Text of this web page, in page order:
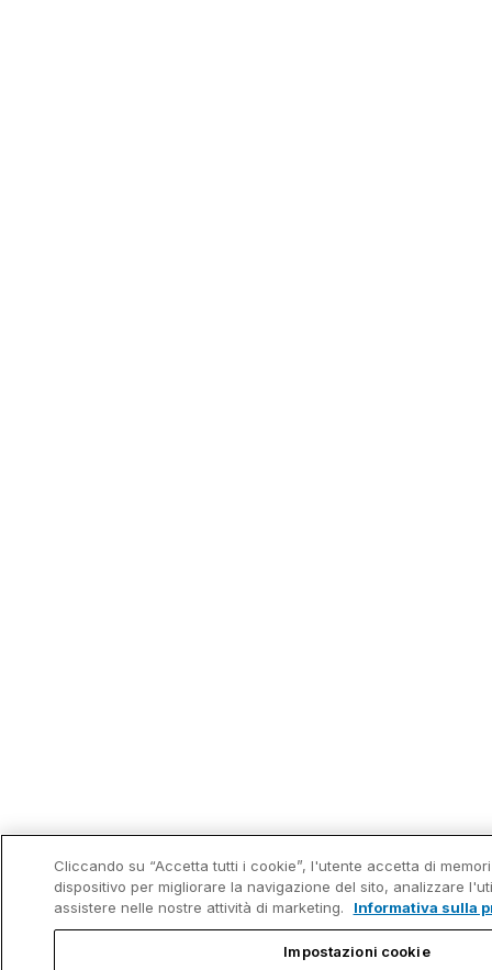
Cliccando su “Accetta tutti i cookie”, l'utente accetta di
dispositivo per migliorare la navigazione del sito, analizzare
assistere nelle nostre attività di marketing.
Informativa sulla
Impostazioni cookie